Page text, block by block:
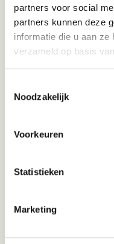
partners voor social
partners kunnen deze
informatie die u aan
verzameld op basis
Noodzakelijk
Voorkeuren
Statistieken
Marketing
de frequentie van
criterium voor
Probiotica zouden
de behandeling van
1. Huang, R., & Hu, J.
review and meta-
controlled trials.
review: probiotics
children. European